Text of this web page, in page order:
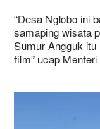
“Desa Nglobo ini
samaping wisata
Sumur Angguk itu
film” ucap